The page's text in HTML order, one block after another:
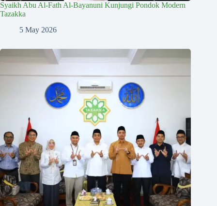
Syaikh Abu Al-Fath Al-Bayanuni Kunjungi Pondok Modern
Tazakka
5 May 2026